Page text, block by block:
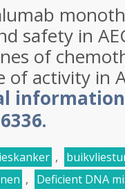
safety in
of
of activity in
,
, Deficient DNA